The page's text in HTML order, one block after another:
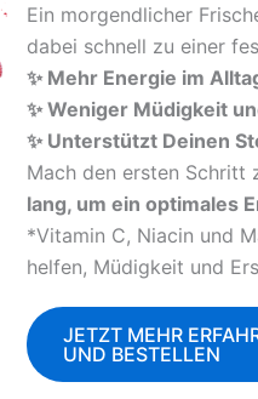
Ein morgendlicher
dabei schnell zu einer
✨ Mehr Energie im
✨ Weniger Müdigkeit
✨ Unterstützt Deinen
Mach den ersten Schritt
lang, um ein optimales
*Vitamin C, Niacin und
helfen, Müdigkeit und
JETZT MEHR
UND BESTELLEN